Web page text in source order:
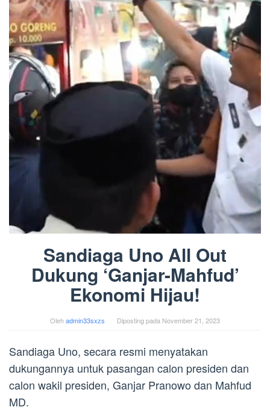
Sandiaga Uno All Out
Dukung ‘Ganjar-Mahfud’
Ekonomi Hijau!
Olehadmin33sxzs Diposting pada November 21, 2023
Sandiaga Uno, secara resmi menyatakan
dukungannya untuk pasangan calon presiden dan
calon wakil presiden, Ganjar Pranowo dan Mahfud
MD.